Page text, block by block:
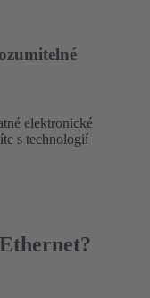
elektronické
s technologií